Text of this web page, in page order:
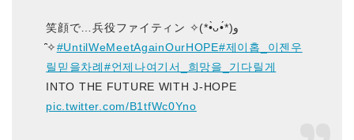
笑顔で…兵役ファイティン ✧(*•̀ᴗ•́*)و
̑̑✧#UntilWeMeetAgainOurHOPE#제이홉_이젠우
릴믿을차례#언제나여기서_희망을_기다릴게
INTO THE FUTURE WITH J-HOPE
pic.twitter.com/B1tfWc0Yno